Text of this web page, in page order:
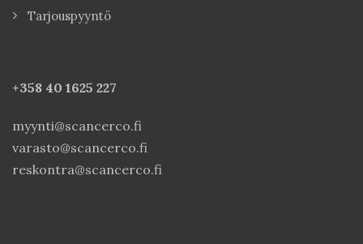
Tarjouspyyntö
+358 40 1625 227
myynti@scancerco.fi
varasto@scancerco.fi
reskontra@scancerco.fi